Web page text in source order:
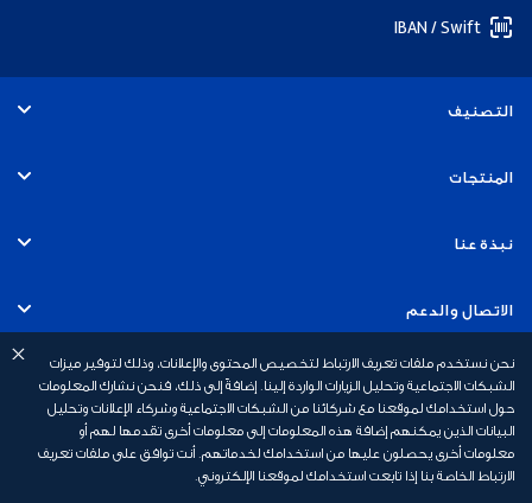
نحن نستخدم ملفات تعريف الارتباط لتخصيص المحتوى والإعلانات، وذلك لتوفير ميزات
الشبكات الاجتماعية وتحليل الزيارات الواردة إلينا. إضافةً إلى ذلك، فنحن نشارك المعلومات
حول استخدامك لموقعنا مع شركائنا من الشبكات الاجتماعية وشركاء الإعلانات وتحليل
البيانات الذين يمكنهم إضافة هذه المعلومات إلى معلومات أخرى تقدمها لهم أو
معلومات أخرى يحصلون عليها من استخدامك لخدماتهم. أنت توافق على ملفات تعريف
الارتباط الخاصة بنا إذا تابعت استخدامك لموقعنا الإلكتروني.
IBAN / Swift
التصنيف
الأفراد
الخدمات المصرفية الإسلامية
الخدمات المصرفية الخاصة
المنتجات
الحسابات
القروض
القروض العقارية
التأمين
نبذة عنا
التوظيف
الاستدامة
أخبار بنك أبوظبي الأول
علاقات المستثمرين
الاتصال والدعم
الخدمات المصرفية عبر الهاتف المتحرك
السلامة المالية
أسئلة وأجوبة
روابط سريعة
رسوم الخدمات المصرفية الشخصية